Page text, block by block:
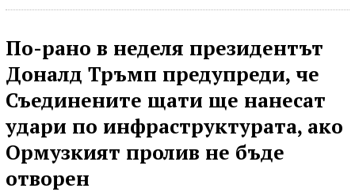
По-рано в неделя президентът
Доналд Тръмп предупреди, че
Съединените щати ще нанесат
удари по инфраструктурата, ако
Ормузкият пролив не бъде
отворен